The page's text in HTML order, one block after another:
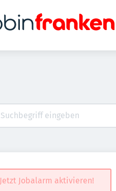
Jetzt Jobalarm aktivieren!